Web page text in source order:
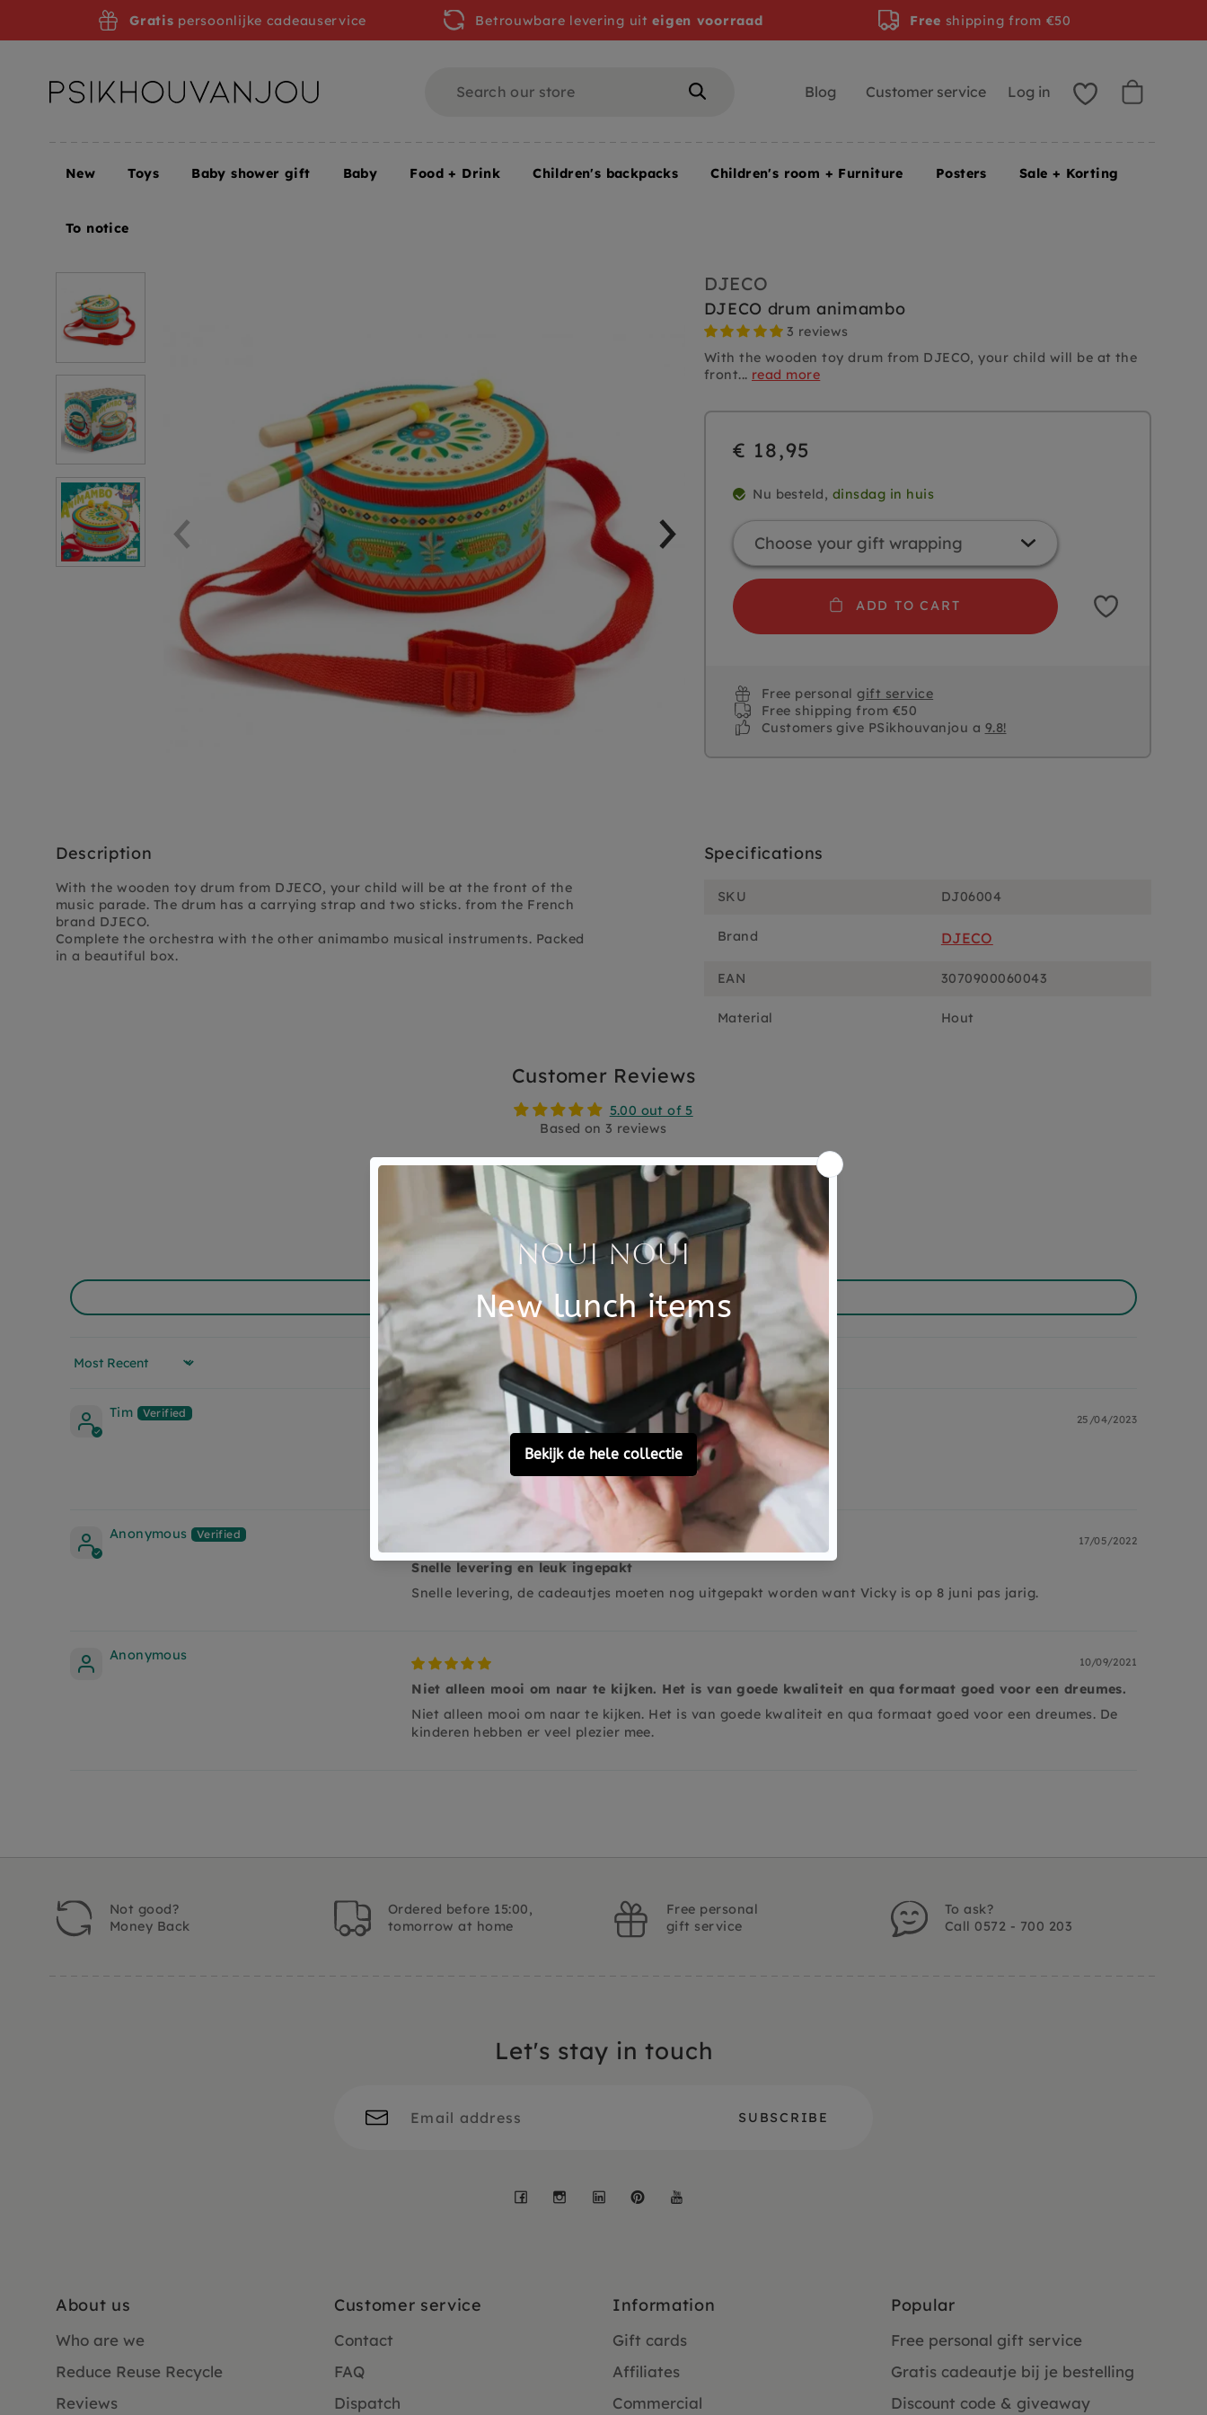
Home DJECO drum animambo
DJECO
DJECO drum animambo
3 reviews
With the wooden toy drum from DJECO, your child will be at the
front... read more
€ 18,95
Nu besteld, dinsdag in huis
ADD TO CART
Free personalgift service
Free shipping from €50
Customers give PSikhouvanjou a 9.8!
Description
With the wooden toy drum from DJECO, your child will be at the front of the
music parade. The drum has a carrying strap and two sticks. from the French
brand DJECO.
Complete the orchestra with the other animambo musical instruments. Packed
in a beautiful box.
Specifications
SKU DJ06004
Brand DJECO
EAN 3070900060043
Material Hout
Customer Reviews
5.00 out of 5
Based on 3 reviews
3
0
0
Ask a question
Sort by
Tim 25/04/2023
Super mooi trommeltje en prachtig ingepakt!
Super mooi trommeltje en prachtig ingepakt!
Anonymous 17/05/2022
Snelle levering en leuk ingepakt
Snelle levering, de cadeautjes moeten nog uitgepakt worden want Vicky is op 8 juni pas jarig.
Anonymous 10/09/2021
Niet alleen mooi om naar te kijken. Het is van goede kwaliteit en qua formaat goed voor een dreumes.
Niet alleen mooi om naar te kijken. Het is van goede kwaliteit en qua formaat goed voor een dreumes. De
kinderen hebben er veel plezier mee.
Gratis persoonlijke cadeauservice Betrouwbare levering uiteigen voorraad Free shipping from €50
Blog Customer service Log in
New Toys Baby shower gift Baby Food + Drink Children's backpacks Children's room + Furniture Posters Sale + Korting
To notice
Not good?
Money Back
Ordered before 15:00,
tomorrow at home
Free personal
gift service
To ask?
Call 0572 - 700 203
Let's stay in touch
Facebook
Instagram
LinkedInPinterest
About us
Who are we
Reduce Reuse Recycle
Reviews
Customer service
Contact
FAQ
Dispatch
Information
Gift cards
Affiliates
Commercial
Popular
Free personal gift service
Gratis cadeautje bij je bestelling
Discount code & giveaway